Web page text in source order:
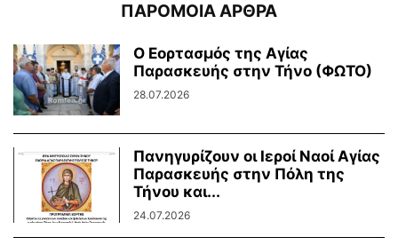
ΠΑΡΟΜΟΙΑ ΑΡΘΡΑ
Ο Εορτασμός της Αγίας
Παρασκευής στην Τήνο (ΦΩΤΟ)
28.07.2026
Πανηγυρίζουν οι Ιεροί Ναοί Αγίας
Παρασκευής στην Πόλη της
Τήνου και...
24.07.2026